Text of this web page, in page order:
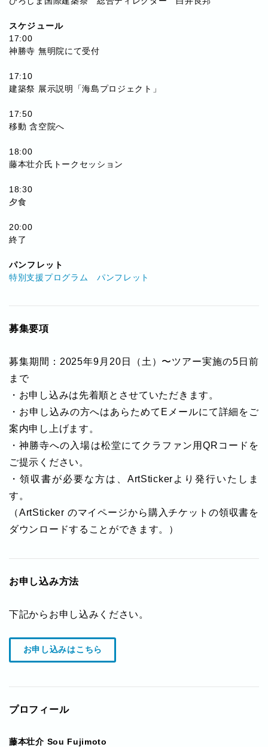
スケジュール
17:00
神勝寺 無明院にて受付
17:10
建築祭 展示説明「海島プロジェクト」
17:50
移動 含空院へ
18:00
藤本壮介氏トークセッション
18:30
夕食
20:00
終了
パンフレット
特別支援プログラム パンフレット
募集要項
募集期間：2025年9月20日（土）〜ツアー実施の5日前
まで
・お申し込みは先着順とさせていただきます。
・お申し込みの方へはあらためてEメールにて詳細をご
案内申し上げます。
・神勝寺への入場は松堂にてクラファン用QRコードを
ご提示ください。
・領収書が必要な方は、ArtStickerより発行いたしま
す。
（ArtSticker のマイページから購入チケットの領収書を
ダウンロードすることができます。）
お申し込み方法
下記からお申し込みください。
お申し込みはこちら
プロフィール
藤本壮介 Sou Fujimoto